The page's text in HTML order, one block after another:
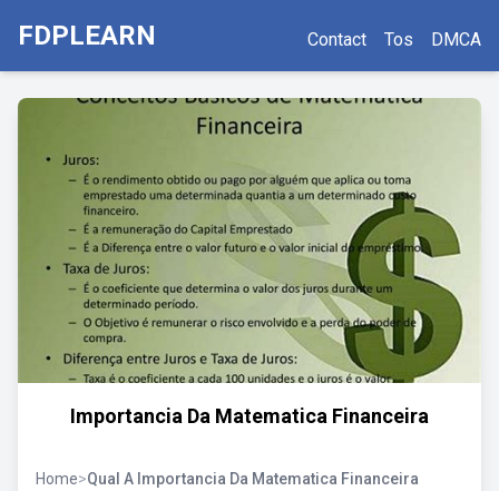
FDPLEARN Contact Tos DMCA
Importancia Da Matematica Financeira
Home>Qual A Importancia Da Matematica Financeira